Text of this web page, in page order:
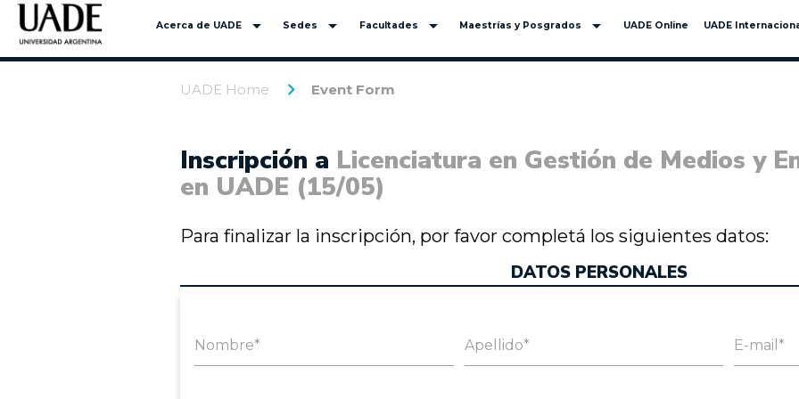
Acerca de UADE arrow_drop_down Sedes arrow_drop_down Facultades arrow_drop_down Maestrías y Posgrados arrow_drop_down UADE Online UADE
UADE Home Event Form
Inscripción a Licenciatura en Gestión de Medios y
en UADE (15/05)
Para finalizar la inscripción, por favor completá los siguientes datos:
DATOS PERSONALES
Nombre* Apellido* E-mail*